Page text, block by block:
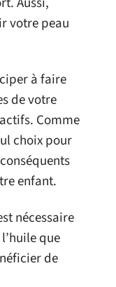
votre peau
à faire
de votre
Comme
choix pour
enfant.
nécessaire
que
de